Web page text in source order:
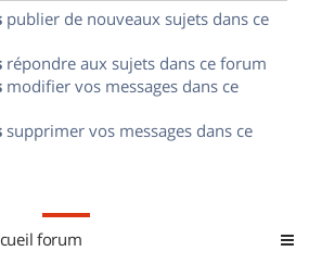
publier de nouveaux sujets dans ce
répondre aux sujets dans ce forum
modifier vos messages dans ce
supprimer vos messages dans ce
forum